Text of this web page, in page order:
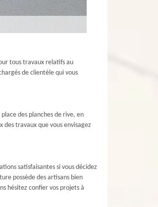
tous travaux relatifs au
de clientèle qui vous
des planches de rive, en
travaux que vous envisagez
satisfaisantes si vous décidez
possède des artisans bien
hésitez confier vos projets à